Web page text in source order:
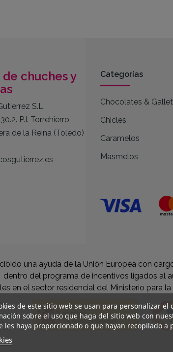
chuches y
S.L.
P.I. Torrehierro
de la Reina (Toledo)
Categorías
Chocolates &
Chicles
Caramelos
Masmelos
una ayuda de la Unión Europea con
del programa de incentivos ligados al
en el sector residencial del Ministerio para
de este sitio web se usan para personalizar
sobre el uso que haga del sitio web con
haya proporcionado o que hayan recopilado a